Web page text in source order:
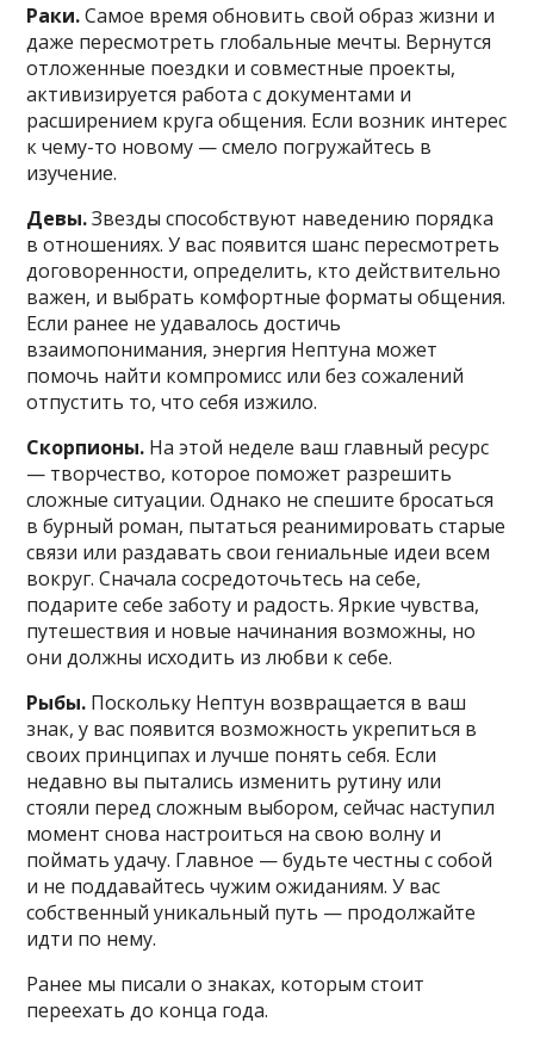
Раки.Самое время обновить свой образ жизни и
даже пересмотреть глобальные мечты. Вернутся
отложенные поездки и совместные проекты,
активизируется работа с документами и
расширением круга общения. Если возник интерес
к чему-то новому — смело погружайтесь в
изучение.
Девы.Звезды способствуют наведению порядка
в отношениях. У вас появится шанс пересмотреть
договоренности, определить, кто действительно
важен, и выбрать комфортные форматы общения.
Если ранее не удавалось достичь
взаимопонимания, энергия Нептуна может
помочь найти компромисс или без сожалений
отпустить то, что себя изжило.
Скорпионы. На этой неделе ваш главный ресурс
— творчество, которое поможет разрешить
сложные ситуации. Однако не спешите бросаться
в бурный роман, пытаться реанимировать старые
связи или раздавать свои гениальные идеи всем
вокруг. Сначала сосредоточьтесь на себе,
подарите себе заботу и радость. Яркие чувства,
путешествия и новые начинания возможны, но
они должны исходить из любви к себе.
Рыбы. Поскольку Нептун возвращается в ваш
знак, у вас появится возможность укрепиться в
своих принципах и лучше понять себя. Если
недавно вы пытались изменить рутину или
стояли перед сложным выбором, сейчас наступил
момент снова настроиться на свою волну и
поймать удачу. Главное — будьте честны с собой
и не поддавайтесь чужим ожиданиям. У вас
собственный уникальный путь — продолжайте
идти по нему.
Ранее мы писали о знаках, которым стоит
переехать до конца года.